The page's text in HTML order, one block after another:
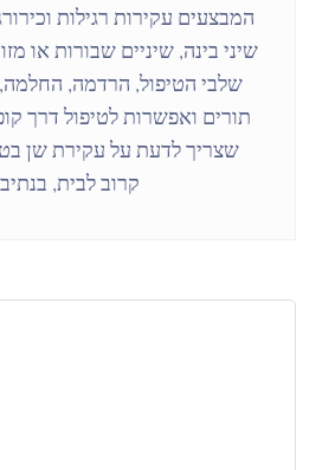
המבצעים עקירות רגילות
שיני בינה, שיניים שבורות או
שלבי הטיפול, הרדמה, החלמה,
תורים ואפשרות לטיפול דרך
שצריך לדעת על עקירת שן
קרוב לבית,